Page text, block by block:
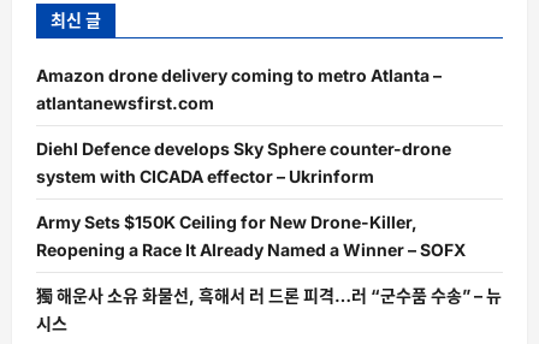
최신 글
Amazon drone delivery coming to metro Atlanta –
atlantanewsfirst.com
Diehl Defence develops Sky Sphere counter-drone
system with CICADA effector – Ukrinform
Army Sets $150K Ceiling for New Drone-Killer,
Reopening a Race It Already Named a Winner – SOFX
獨 해운사 소유 화물선, 흑해서 러 드론 피격…러 “군수품 수송” – 뉴
시스